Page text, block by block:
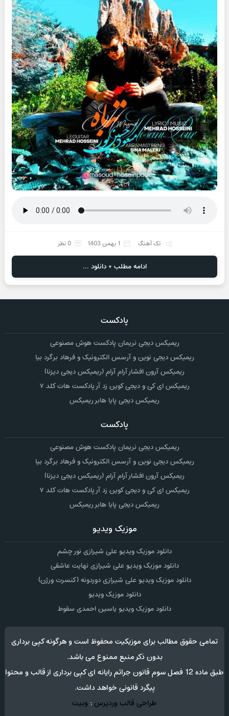
تک آهنگ 1 بهمن 1403 0 نظر
ادامه مطلب + دانلود ...
پادکست
ریمیکس دیجی نریمان پادکست هوش مصنوعی
ریمیکس دیجی نوین و آرسس الکترونیک و فرهاد برگرد بیا
ریمیکس آرون افشار آرام آرام (ریمیکس دیجی دیزنا)
ریمیکس ای کی و دیجی کوین زد آر پادکست هات کلد ۷
ریمیکس دیجی پایا هابر ریمیکس
پادکست
ریمیکس دیجی نریمان پادکست هوش مصنوعی
ریمیکس دیجی نوین و آرسس الکترونیک و فرهاد برگرد بیا
ریمیکس آرون افشار آرام آرام (ریمیکس دیجی دیزنا)
ریمیکس ای کی و دیجی کوین زد آر پادکست هات کلد ۷
ریمیکس دیجی پایا هابر ریمیکس
موزیک ویدیو
دانلود موزیک ویدیو علی شیرازی نور چشم
دانلود موزیک ویدیو علی شیرازی نهایت عاشقی
دانلود موزیک ویدیو علی شیرازی دوردونه (کنسرت ورژن)
دانلود موزیک ویدیو
دانلود موزیک ویدیو یاسین احمدی سقوط
تمامی حقوق مطالب برای موزیکیت محفوظ است و هرگونه کپی برداری
بدون ذکر منبع ممنوع می باشد.
طبق ماده 12 فصل سوم قانون جرائم رایانه ای کپی برداری از قالب و محتوا
پیگرد قانونی خواهد داشت.
طراحی قالب وردپرس: وبیت